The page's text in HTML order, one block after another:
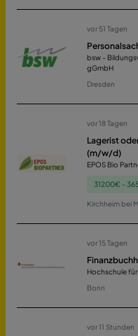
vor 51 Tagen
bsw -
gGmbH
Dresden
vor 18 Tagen
Lagerist
(m/w/d)
EPOS Bio
31200€ -
Kirchheim bei
vor 15 Tagen
Hochschule
Bonn
vor 11 Stunden